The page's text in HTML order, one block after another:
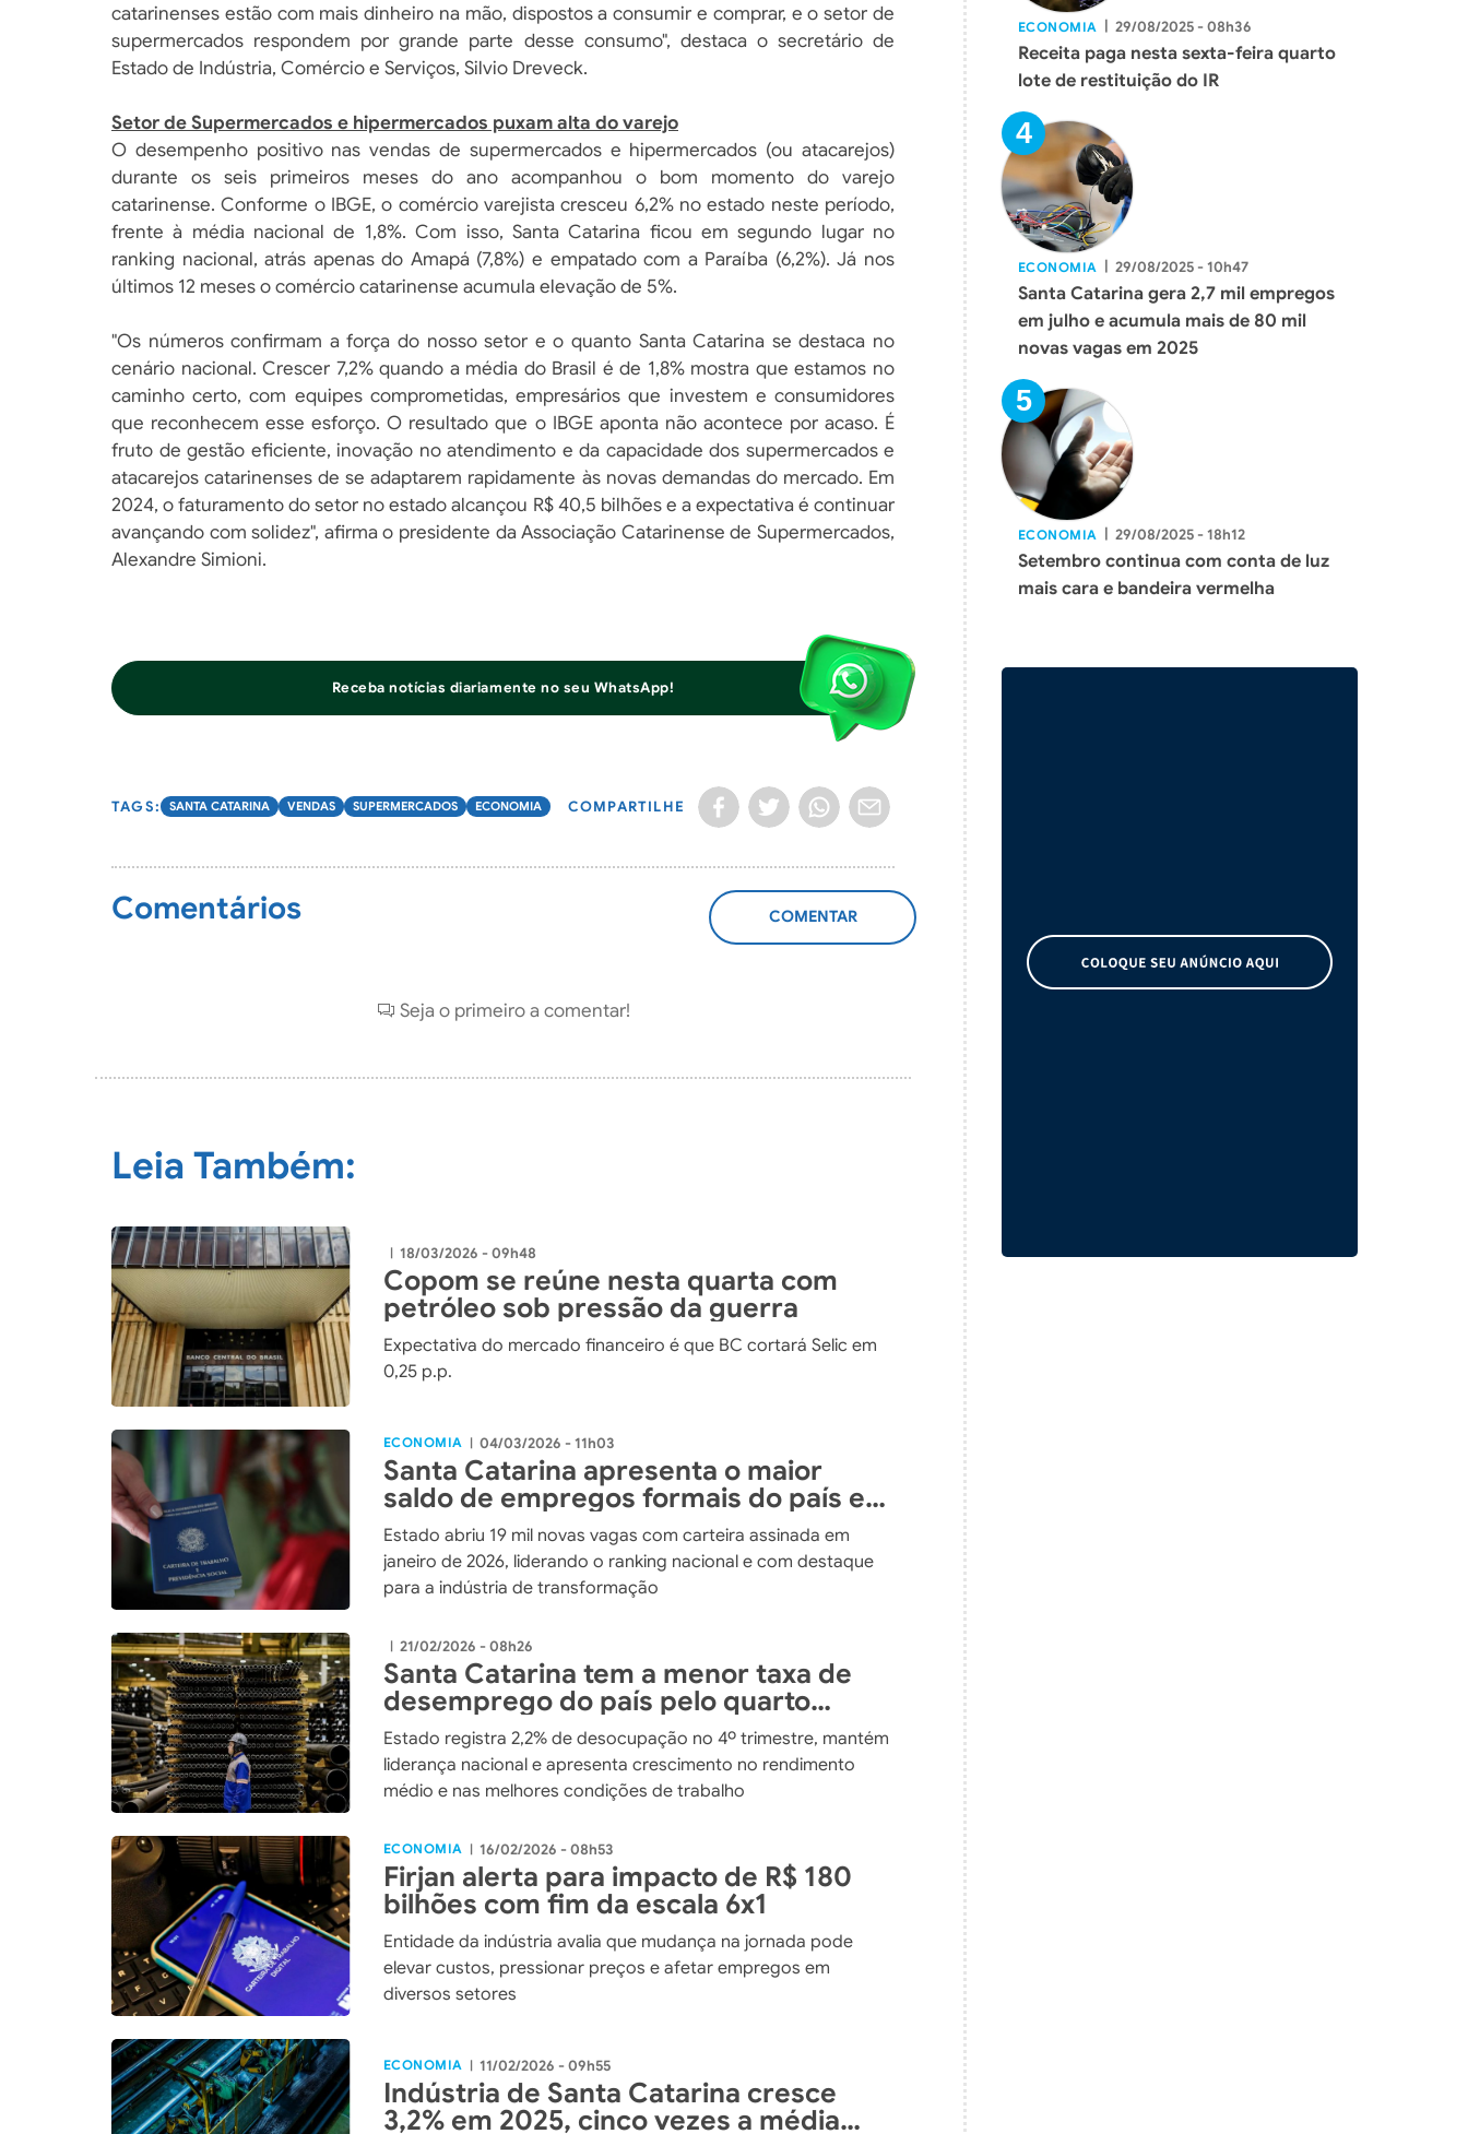
catarinenses estão com mais dinheiro na mão, dispostos a consumir e comprar, e o setor de
supermercados respondem por grande parte desse consumo", destaca o secretário de
Estado de Indústria, Comércio e Serviços, Silvio Dreveck.
Setor de Supermercados e hipermercados puxam alta do varejo
O desempenho positivo nas vendas de supermercados e hipermercados (ou atacarejos)
durante os seis primeiros meses do ano acompanhou o bom momento do varejo
catarinense. Conforme o IBGE, o comércio varejista cresceu 6,2% no estado neste período,
frente à média nacional de 1,8%. Com isso, Santa Catarina ficou em segundo lugar no
ranking nacional, atrás apenas do Amapá (7,8%) e empatado com a Paraíba (6,2%). Já nos
últimos 12 meses o comércio catarinense acumula elevação de 5%.
"Os números confirmam a força do nosso setor e o quanto Santa Catarina se destaca no
cenário nacional. Crescer 7,2% quando a média do Brasil é de 1,8% mostra que estamos no
caminho certo, com equipes comprometidas, empresários que investem e consumidores
que reconhecem esse esforço. O resultado que o IBGE aponta não acontece por acaso. É
fruto de gestão eficiente, inovação no atendimento e da capacidade dos supermercados e
atacarejos catarinenses de se adaptarem rapidamente às novas demandas do mercado. Em
2024, o faturamento do setor no estado alcançou R$ 40,5 bilhões e a expectativa é continuar
avançando com solidez", afirma o presidente da Associação Catarinense de Supermercados,
Alexandre Simioni.
Receba notícias diariamente no seu WhatsApp!
SANTA CATARINA VENDAS SUPERMERCADOS ECONOMIA COMPARTILHE
Comentários
ADICIONAR
COMENTÁRIO
Seja o primeiro a comentar!
Leia Também:
| 18/03/2026 - 09h48
Copom se reúne nesta quarta com
petróleo sob pressão da guerra
Expectativa do mercado financeiro é que BC cortará Selic em
0,25 p.p.
ECONOMIA | 04/03/2026 - 11h03
Santa Catarina apresenta o maior
saldo de empregos formais do país em
janeiro deste ano
Estado abriu 19 mil novas vagas com carteira assinada em
janeiro de 2026, liderando o ranking nacional e com destaque
para a indústria de transformação
| 21/02/2026 - 08h26
Santa Catarina tem a menor taxa de
desemprego do país pelo quarto
trimestre consecutivo em 2025
Estado registra 2,2% de desocupação no 4º trimestre, mantém
liderança nacional e apresenta crescimento no rendimento
médio e nas melhores condições de trabalho
ECONOMIA | 16/02/2026 - 08h53
Firjan alerta para impacto de R$ 180
bilhões com fim da escala 6x1
Entidade da indústria avalia que mudança na jornada pode
elevar custos, pressionar preços e afetar empregos em
diversos setores
ECONOMIA | 11/02/2026 - 09h55
Indústria de Santa Catarina cresce
3,2% em 2025, cinco vezes a média
ECONOMIA | 29/08/2025 - 08h36
Receita paga nesta sexta-feira quarto
lote de restituição do IR
ECONOMIA | 29/08/2025 - 10h47
Santa Catarina gera 2,7 mil empregos
em julho e acumula mais de 80 mil
novas vagas em 2025
ECONOMIA | 29/08/2025 - 18h12
Setembro continua com conta de luz
mais cara e bandeira vermelha